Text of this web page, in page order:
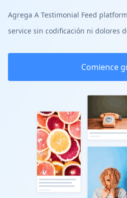
Agrega A Testimonial Feed
service sin codificación ni dolores
Comience